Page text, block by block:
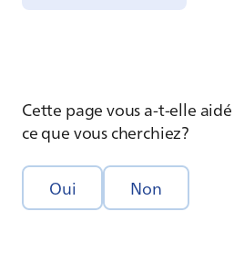
Cette page vous a-t-elle
ce que vous cherchiez?
Oui Non